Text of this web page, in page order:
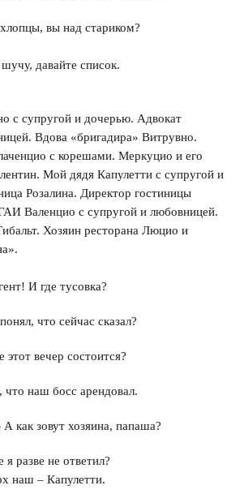
вы над стариком?
давайте список.
с супругой и дочерью. Адвокат
Вдова «бригадира» Витрувно.
с корешами. Меркуцио и его
Мой дядя Капулетти с супругой и
Розалина. Директор гостиницы
Валенцио с супругой и любовницей.
Хозяин ресторана Люцио и
И где тусовка?
что сейчас сказал?
вечер состоится?
что наш босс арендовал.
как зовут хозяина, папаша?
разве не ответил?
наш – Капулетти.